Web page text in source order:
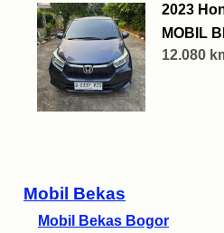
Mobil Bekas
Mobil Bekas Bogor
2023
MOBIL
12.080